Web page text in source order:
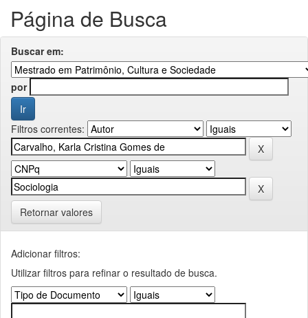
Página de Busca
Buscar em:
por
Filtros correntes:
Retornar valores
Adicionar filtros:
Utilizar filtros para refinar o resultado de busca.